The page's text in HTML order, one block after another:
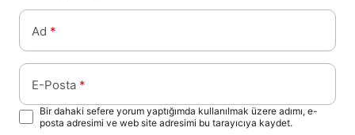
Ad *
E-Posta *
Bir dahaki sefere yorum yaptığımda kullanılmak üzere adımı, e-
posta adresimi ve web site adresimi bu tarayıcıya kaydet.